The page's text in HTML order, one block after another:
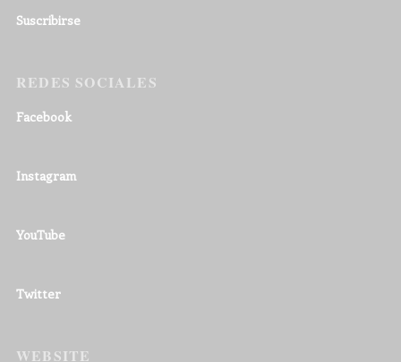
Suscribirse
REDES SOCIALES
Facebook
Instagram
YouTube
Twitter
WEBSITE